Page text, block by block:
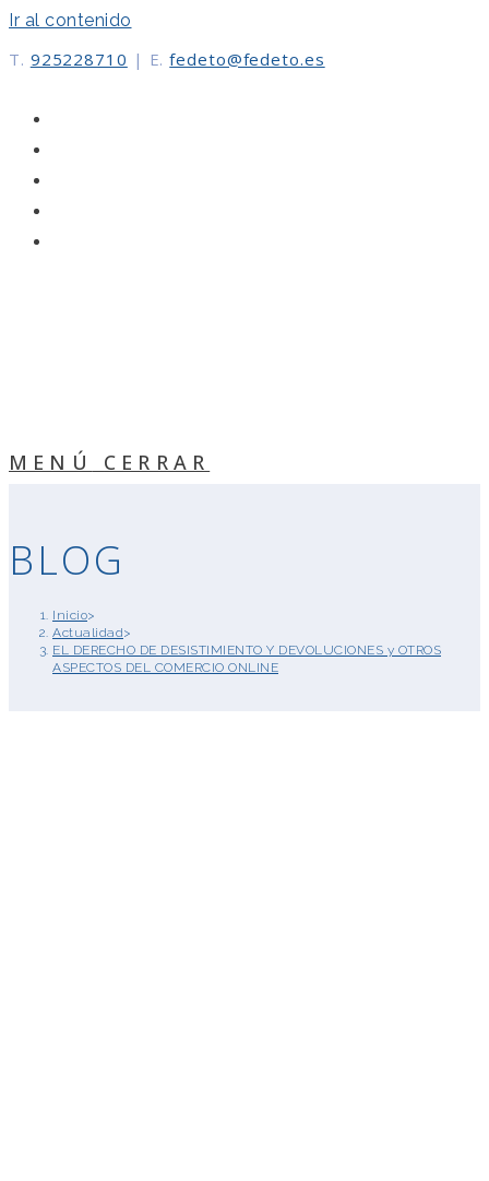
Ir al contenido
T. 925228710 | E. fedeto@fedeto.es
MENÚ CERRAR
BLOG
Inicio>
Actualidad>
EL DERECHO DE DESISTIMIENTO Y DEVOLUCIONES y OTROS
ASPECTOS DEL COMERCIO ONLINE